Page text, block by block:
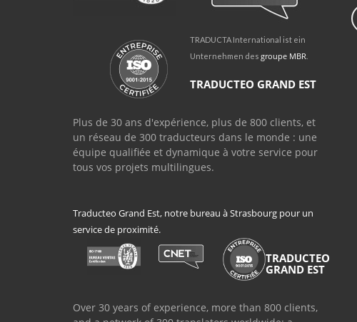
TRADUCTA International ist ein
Unternehmen des groupe MBR
TRADUCTEO GRAND EST
Plus de 30 ans d'expérience, plus de 800 clients, et
un réseau de 300 traducteurs dans le monde : une
équipe qualifiée et dynamique à votre service pour
tous vos projets multilingues.
Traducteo Grand Est, notre bureau à Strasbourg pour un
service de proximité.
TRADUCTEO
GRAND EST
Over 30 years of experience, more than 800 clients,